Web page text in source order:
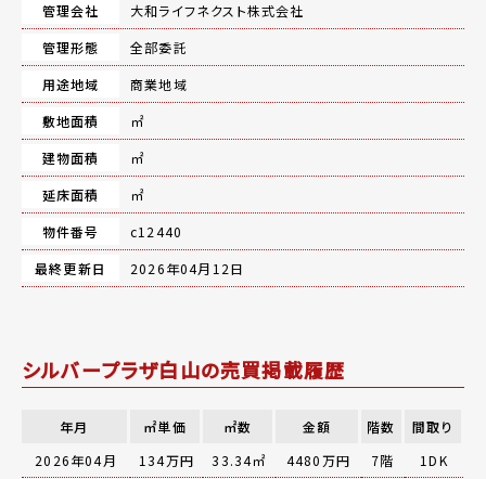
管理会社
大和ライフネクスト株式会社
管理形態
全部委託
用途地域
商業地域
敷地面積
㎡
建物面積
㎡
延床面積
㎡
物件番号
c12440
最終更新日
2026年04月12日
シルバープラザ白山の売買掲載履歴
年月 ㎡単価 ㎡数 金額 階数
間取り
2026年04月
134万円 33.34㎡ 4480万円 7階
1DK